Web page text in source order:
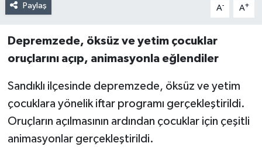
Paylaş A- A+
Depremzede, öksüz ve yetim çocuklar
oruçlarını açıp, animasyonla eğlendiler
Sandıklı ilçesinde depremzede, öksüz ve yetim
çocuklara yönelik iftar programı gerçekleştirildi.
Oruçların açılmasının ardından çocuklar için çeşitli
animasyonlar gerçekleştirildi.